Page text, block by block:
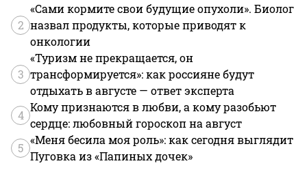
2
«Сами кормите свои будущие опухоли». Биолог
назвал продукты, которые приводят к
онкологии
3
«Туризм не прекращается, он
трансформируется»: как россияне будут
отдыхать в августе — ответ эксперта
4
Кому признаются в любви, а кому разобьют
сердце: любовный гороскоп на август
5
«Меня бесила моя роль»: как сегодня выглядит
Пуговка из «Папиных дочек»